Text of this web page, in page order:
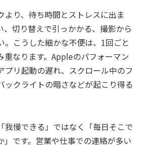
より、待ち時間とストレスに出ま
、切り替えで引っかかる、撮影から
。こうした細かな不便は、1回ごと
重なります。Appleのパフォーマン
プリ起動の遅れ、スクロール中のフ
ックライトの暗さなどが起こり得る
我慢できる」ではなく「毎日そこで
」です。営業や仕事での連絡が多い